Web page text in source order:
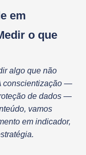
em
o que
algo que não
conscientização —
de dados —
vamos
em indicador,